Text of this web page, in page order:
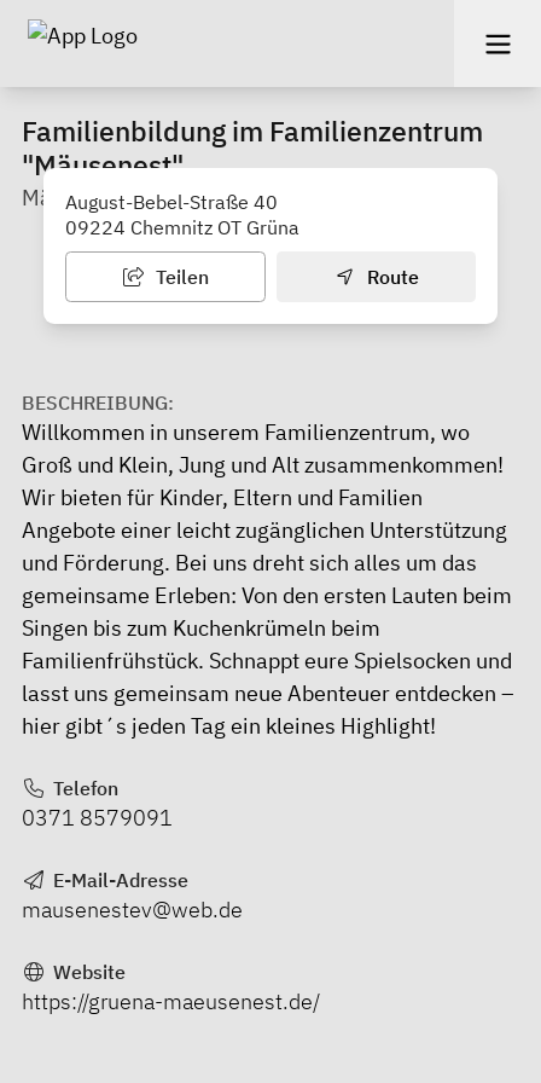
Familienbildung im Familienzentrum
"Mäusenest"
Mäusenest Grüna e. V.
August-Bebel-Straße 40
09224 Chemnitz OT Grüna
Teilen Route
BESCHREIBUNG:
Willkommen in unserem Familienzentrum, wo
Groß und Klein, Jung und Alt zusammenkommen!
Wir bieten für Kinder, Eltern und Familien
Angebote einer leicht zugänglichen Unterstützung
und Förderung. Bei uns dreht sich alles um das
gemeinsame Erleben: Von den ersten Lauten beim
Singen bis zum Kuchenkrümeln beim
Familienfrühstück. Schnappt eure Spielsocken und
lasst uns gemeinsam neue Abenteuer entdecken –
hier gibt´s jeden Tag ein kleines Highlight!
Telefon
0371 8579091
E-Mail-Adresse
mausenestev@web.de
Website
https://gruena-maeusenest.de/